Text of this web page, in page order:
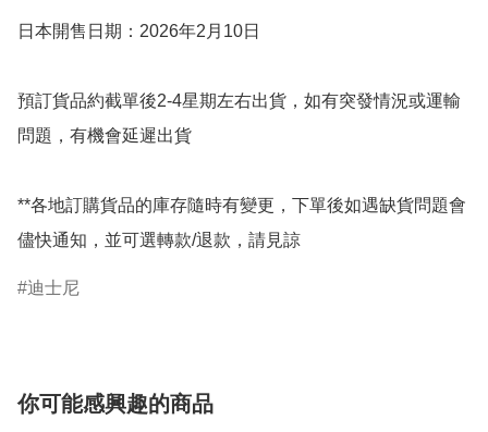
日本開售日期：2026年2月10日
預訂貨品約截單後2-4星期左右出貨，如有突發情況或運輸
問題，有機會延遲出貨
**各地訂購貨品的庫存隨時有變更，下單後如遇缺貨問題會
儘快通知，並可選轉款/退款，請見諒
迪士尼
你可能感興趣的商品